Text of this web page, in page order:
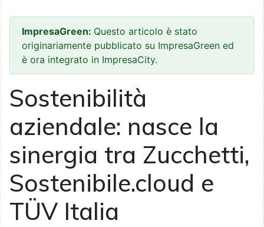
ImpresaGreen: Questo articolo è stato
originariamente pubblicato su ImpresaGreen ed
è ora integrato in ImpresaCity.
Sostenibilità
aziendale: nasce la
sinergia tra Zucchetti,
Sostenibile.cloud e
TÜV Italia